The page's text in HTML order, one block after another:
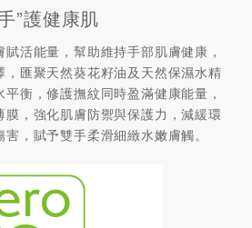
”護健康肌
活能量，幫助維持手部肌膚健康，
，匯聚天然葵花籽油及天然保濕水精
衡，修護撫紋同時盈滿健康能量，
，強化肌膚防禦與保護力，減緩環
，賦予雙手柔滑細緻水嫩膚觸。